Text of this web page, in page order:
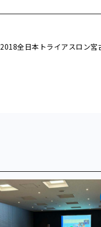
2018全日本トライアスロン